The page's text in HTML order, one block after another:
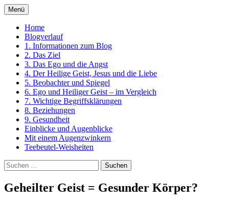
Zum
Inhalt
springen
Ein Kurs in Wundern
Menü
Home
Blogverlauf
1. Informationen zum Blog
2. Das Ziel
3. Das Ego und die Angst
4. Der Heilige Geist, Jesus und die Liebe
5. Beobachter und Spiegel
6. Ego und Heiliger Geist – im Vergleich
7. Wichtige Begriffsklärungen
8. Beziehungen
9. Gesundheit
Einblicke und Augenblicke
Mit einem Augenzwinkern
Teebeutel-Weisheiten
Suchen
nach:
Geheilter Geist = Gesunder Körper?